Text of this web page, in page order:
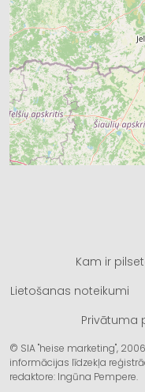
Kam ir
Lietošanas noteikumi
Privātuma
© SIA "heise marketing",
informācijas līdzekļa
redaktore: Ingūna Pempere.